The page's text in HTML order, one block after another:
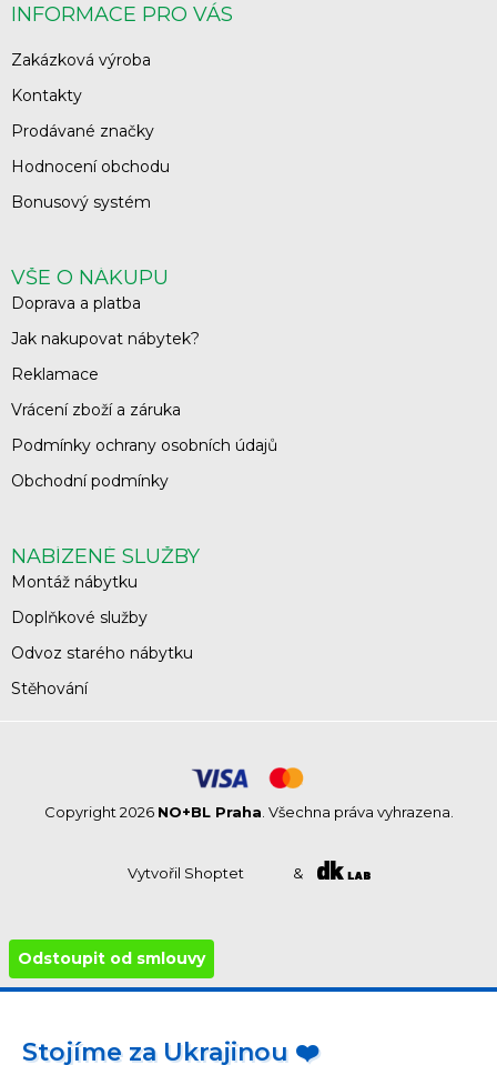
INFORMACE PRO VÁS
Zakázková výroba
Kontakty
Prodávané značky
Hodnocení obchodu
Bonusový systém
VŠE O NÁKUPU
Doprava a platba
Jak nakupovat nábytek?
Reklamace
Vrácení zboží a záruka
Podmínky ochrany osobních údajů
Obchodní podmínky
NABÍZENÉ SLUŽBY
Montáž nábytku
Doplňkové služby
Odvoz starého nábytku
Stěhování
Vytvořil Shoptet &
Copyright 2026 NO+BL Praha . Všechna práva vyhrazena.
Odstoupit od smlouvy
Stojíme za Ukrajinou ❤️